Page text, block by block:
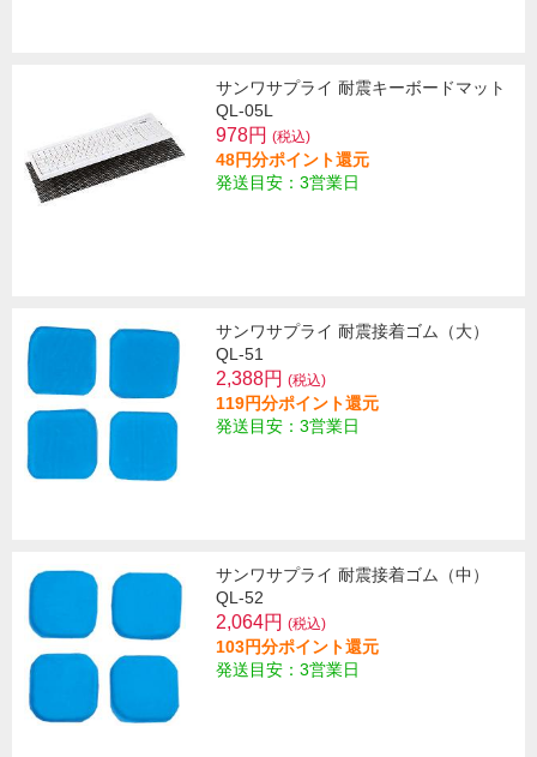
サンワサプライ 耐震キーボードマット
QL-05L
978円 (税込)
48円分ポイント還元
発送目安：3営業日
サンワサプライ 耐震接着ゴム（大）
QL-51
2,388円 (税込)
119円分ポイント還元
発送目安：3営業日
サンワサプライ 耐震接着ゴム（中）
QL-52
2,064円 (税込)
103円分ポイント還元
発送目安：3営業日